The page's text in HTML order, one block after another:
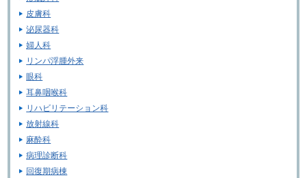
皮膚科
泌尿器科
婦人科
リンパ浮腫外来
眼科
耳鼻咽喉科
リハビリテーション科
放射線科
麻酔科
病理診断科
回復期病棟